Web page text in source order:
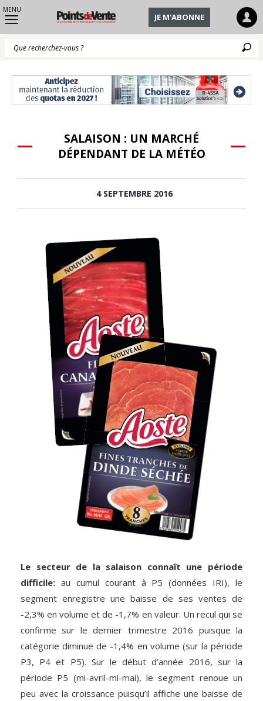
MENU
JE M'ABONNE
SALAISON : UN MARCHÉ
DÉPENDANT DE LA MÉTÉO
4 SEPTEMBRE 2016
Le secteur de la salaison connaît une période
difficile: au cumul courant à P5 (données IRI), le
segment enregistre une baisse de ses ventes de
-2,3% en volume et de -1,7% en valeur. Un recul qui se
confirme sur le dernier trimestre 2016 puisque la
catégorie diminue de -1,4% en volume (sur la période
P3, P4 et P5). Sur le début d’année 2016, sur la
période P5 (mi-avril-mi-mai), le segment renoue un
peu avec la croissance puisqu’il affiche une baisse de